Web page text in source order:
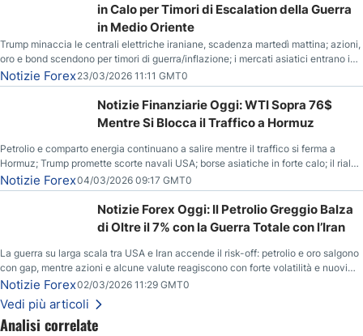
in Calo per Timori di Escalation della Guerra
in Medio Oriente
Trump minaccia le centrali elettriche iraniane, scadenza martedì mattina; azioni,
oro e bond scendono per timori di guerra/inflazione; i mercati asiatici entrano in
correzione; il petrolio greggio resta stabile.
Notizie Forex23/03/2026 11:11 GMT0
Notizie Finanziarie Oggi: WTI Sopra 76$
Mentre Si Blocca il Traffico a Hormuz
Petrolio e comparto energia continuano a salire mentre il traffico si ferma a
Hormuz; Trump promette scorte navali USA; borse asiatiche in forte calo; il rialzo
del gas naturale mette pressione all’euro.
Notizie Forex04/03/2026 09:17 GMT0
Notizie Forex Oggi: Il Petrolio Greggio Balza
di Oltre il 7% con la Guerra Totale con l’Iran
La guerra su larga scala tra USA e Iran accende il risk-off: petrolio e oro salgono
con gap, mentre azioni e alcune valute reagiscono con forte volatilità e nuovi
livelli da monitorare.
Notizie Forex02/03/2026 11:29 GMT0
Vedi più articoli
Analisi correlate